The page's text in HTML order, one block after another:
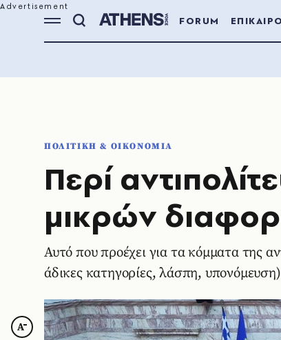
FORUM
ΠΟΛΙΤΙΚΗ & ΟΙΚΟΝΟΜΙΑ
Περί
μικρών
Αυτό που προέχει για τα κόμματα της
άδικες κατηγορίες, λάσπη,